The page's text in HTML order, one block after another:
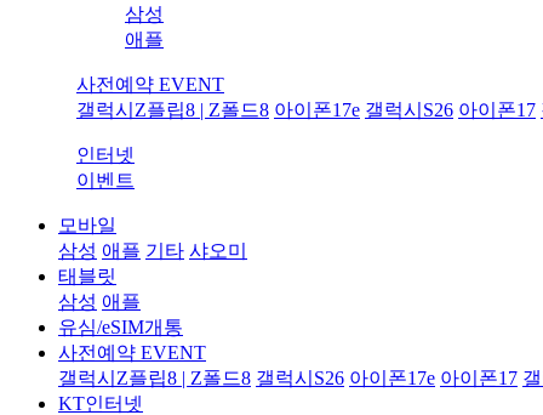
삼성
애플
사전예약 EVENT
갤럭시Z플립8 | Z폴드8 아이폰17e 갤럭시S26 아이폰17
인터넷
이벤트
모바일
삼성 애플 기타 샤오미
태블릿
삼성 애플
유심/eSIM개통
사전예약 EVENT
갤럭시Z플립8 | Z폴드8 갤럭시S26 아이폰17e 아이폰17
KT인터넷